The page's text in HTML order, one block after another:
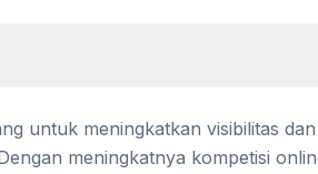
untuk meningkatkan visibilitas
meningkatnya kompetisi